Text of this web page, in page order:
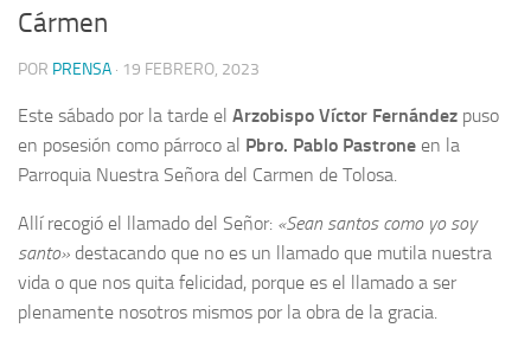
Cármen
POR PRENSA · 19 FEBRERO, 2023
Este sábado por la tarde el Arzobispo Víctor Fernández puso
en posesión como párroco al Pbro. Pablo Pastrone en la
Parroquia Nuestra Señora del Carmen de Tolosa.
Allí recogió el llamado del Señor: «Sean santos como yo soy
santo» destacando que no es un llamado que mutila nuestra
vida o que nos quita felicidad, porque es el llamado a ser
plenamente nosotros mismos por la obra de la gracia.